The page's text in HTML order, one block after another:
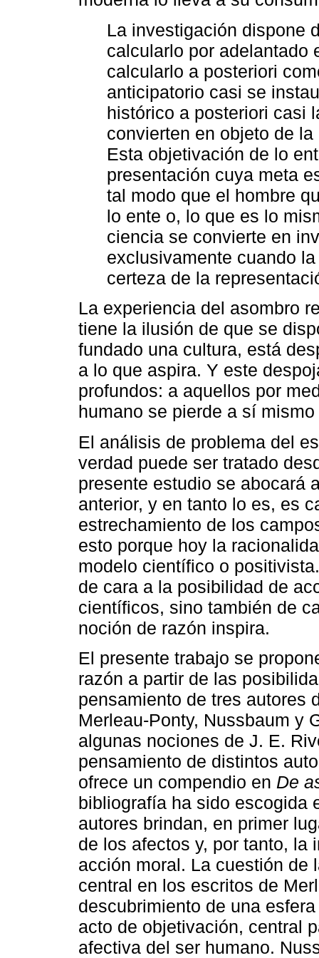
La investigación dispone
calcularlo por adelantado
calcularlo a posteriori
anticipatorio casi se
histórico a posteriori casi
convierten en objeto de
Esta objetivación de lo
presentación cuya meta
tal modo que el hombre
lo ente o, lo que es lo
ciencia se convierte en
exclusivamente cuando
certeza de la
La experiencia del asombro
tiene la ilusión de que se
fundado una cultura, está
a lo que aspira. Y este
profundos: a aquellos por
humano se pierde a sí
El análisis de problema del
verdad puede ser tratado
presente estudio se abocará
anterior, y en tanto lo es, es
estrechamiento de los
esto porque hoy la
modelo científico o
de cara a la posibilidad de
científicos, sino también de
noción de razón inspira.
El presente trabajo se
razón a partir de las
pensamiento de tres autores
Merleau-Ponty, Nussbaum y
algunas nociones de J. E.
pensamiento de distintos
ofrece un compendio en De
bibliografía ha sido escogida
autores brindan, en primer
de los afectos y, por tanto, la
acción moral. La cuestión de
central en los escritos de
descubrimiento de una
acto de objetivación, central
afectiva del ser humano.